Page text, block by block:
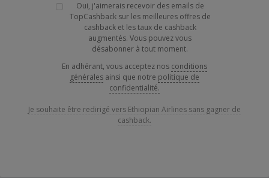
Oui, j'aimerais recevoir des emails de
TopCashback sur les meilleures offres de
cashback et les taux de cashback
augmentés. Vous pouvez vous
désabonner à tout moment.
En adhérant, vous acceptez nos conditions
générales ainsi que notre politique de
confidentialité.
Je souhaite être redirigé vers Ethiopian Airlines sans gagner de
cashback.